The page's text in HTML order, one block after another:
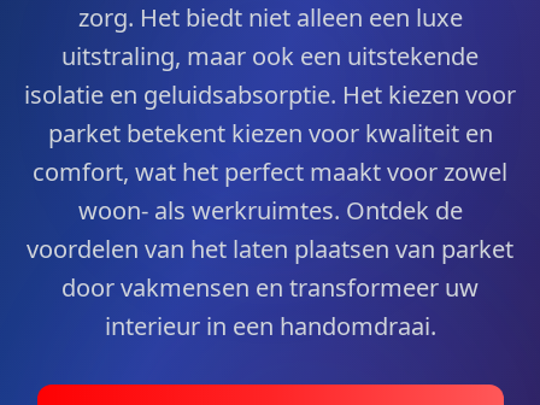
zorg. Het biedt niet alleen een luxe
uitstraling, maar ook een uitstekende
isolatie en geluidsabsorptie. Het kiezen voor
parket betekent kiezen voor kwaliteit en
comfort, wat het perfect maakt voor zowel
woon- als werkruimtes. Ontdek de
voordelen van het laten plaatsen van parket
door vakmensen en transformeer uw
interieur in een handomdraai.